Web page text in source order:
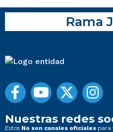
Rama
Nuestras redes
Estos No son canales oficiales